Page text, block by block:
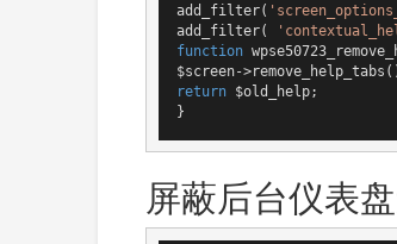
add_filter(
add_filter(
function
return $old_help;
}
屏蔽后台仪表